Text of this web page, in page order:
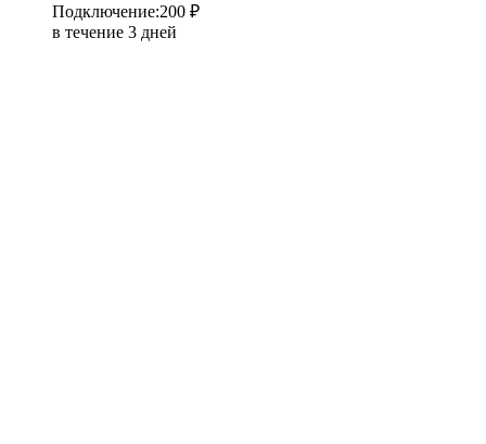
Подключение:200 ₽
в течение 3 дней